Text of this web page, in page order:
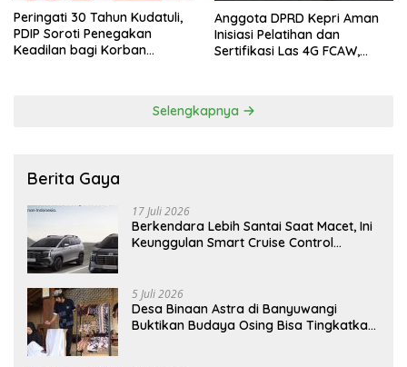
Peringati 30 Tahun Kudatuli,
PDIP Soroti Penegakan
Keadilan bagi Korban
Anggota DPRD Kepri Aman
Inisiasi Pelatihan dan
Sertifikasi Las 4G FCAW,
Selengkapnya
Berita Gaya
17 Juli 2026
Berkendara Lebih Santai Saat Macet, Ini
Keunggulan Smart Cruise Control
5 Juli 2026
Desa Binaan Astra di Banyuwangi
Buktikan Budaya Osing Bisa Tingkatkan